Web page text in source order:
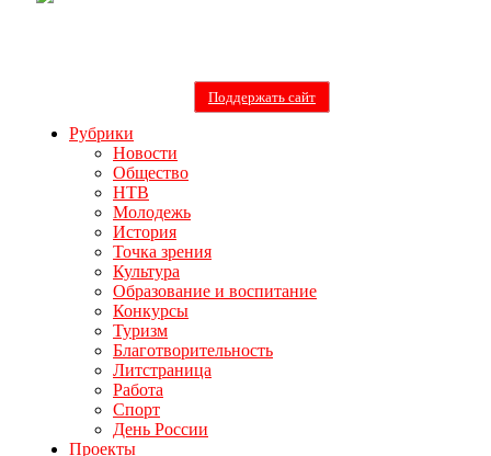
Поддержать сайт
Рубрики
Новости
Общество
НТВ
Молодежь
История
Точка зрения
Культура
Образование и воспитание
Конкурсы
Туризм
Благотворительность
Литстраница
Работа
Спорт
День России
Проекты